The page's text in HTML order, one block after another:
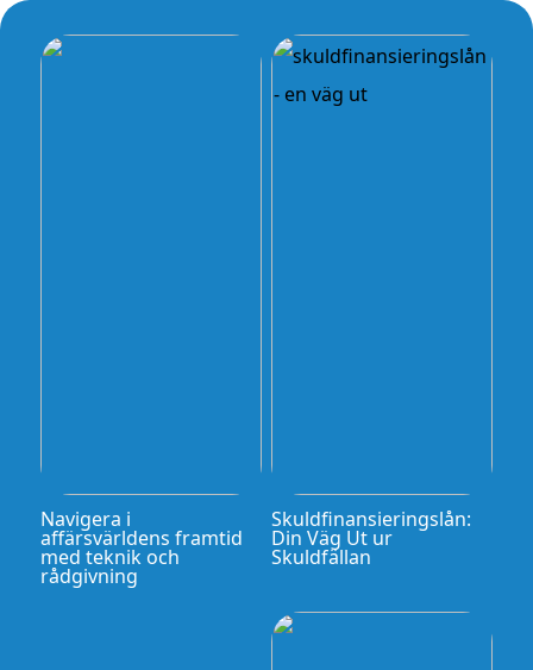
Navigera i
affärsvärldens framtid
med teknik och
rådgivning
Skuldfinansieringslån:
Din Väg Ut ur
Skuldfällan